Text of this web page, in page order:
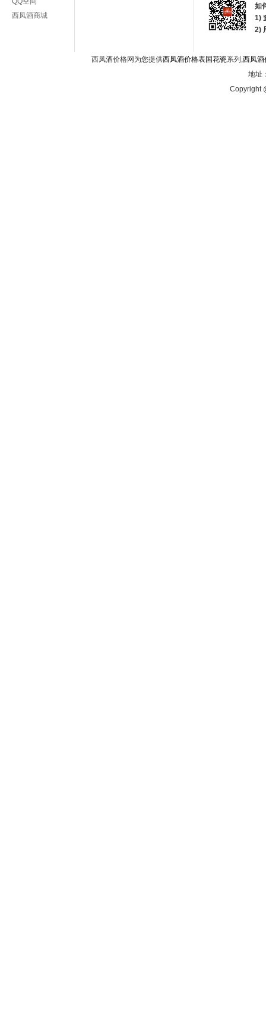
西凤酒商城
如
1)
2)
西凤酒价格网为您提供西凤酒价格表国花瓷系列,西凤酒
地址
Copyright